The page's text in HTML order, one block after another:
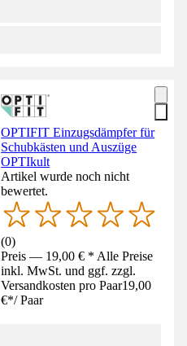
OPTIFIT Einzugsdämpfer für
Schubkästen und Auszüge
OPTIkult
Artikel wurde noch nicht
bewertet.
(0)
Preis — 19,00 € * Alle Preise
inkl. MwSt. und ggf. zzgl.
Versandkosten pro Paar19,00
€*/ Paar